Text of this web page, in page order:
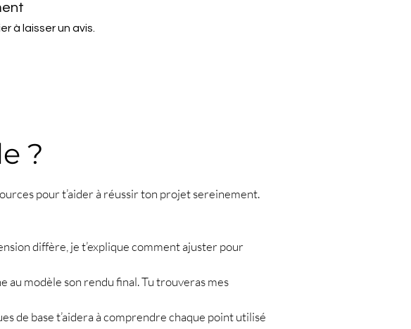
à laisser un avis.
?
pour t’aider à réussir ton projet sereinement.
diffère, je t’explique comment ajuster pour
au modèle son rendu final. Tu trouveras mes
de base t’aidera à comprendre chaque point utilisé